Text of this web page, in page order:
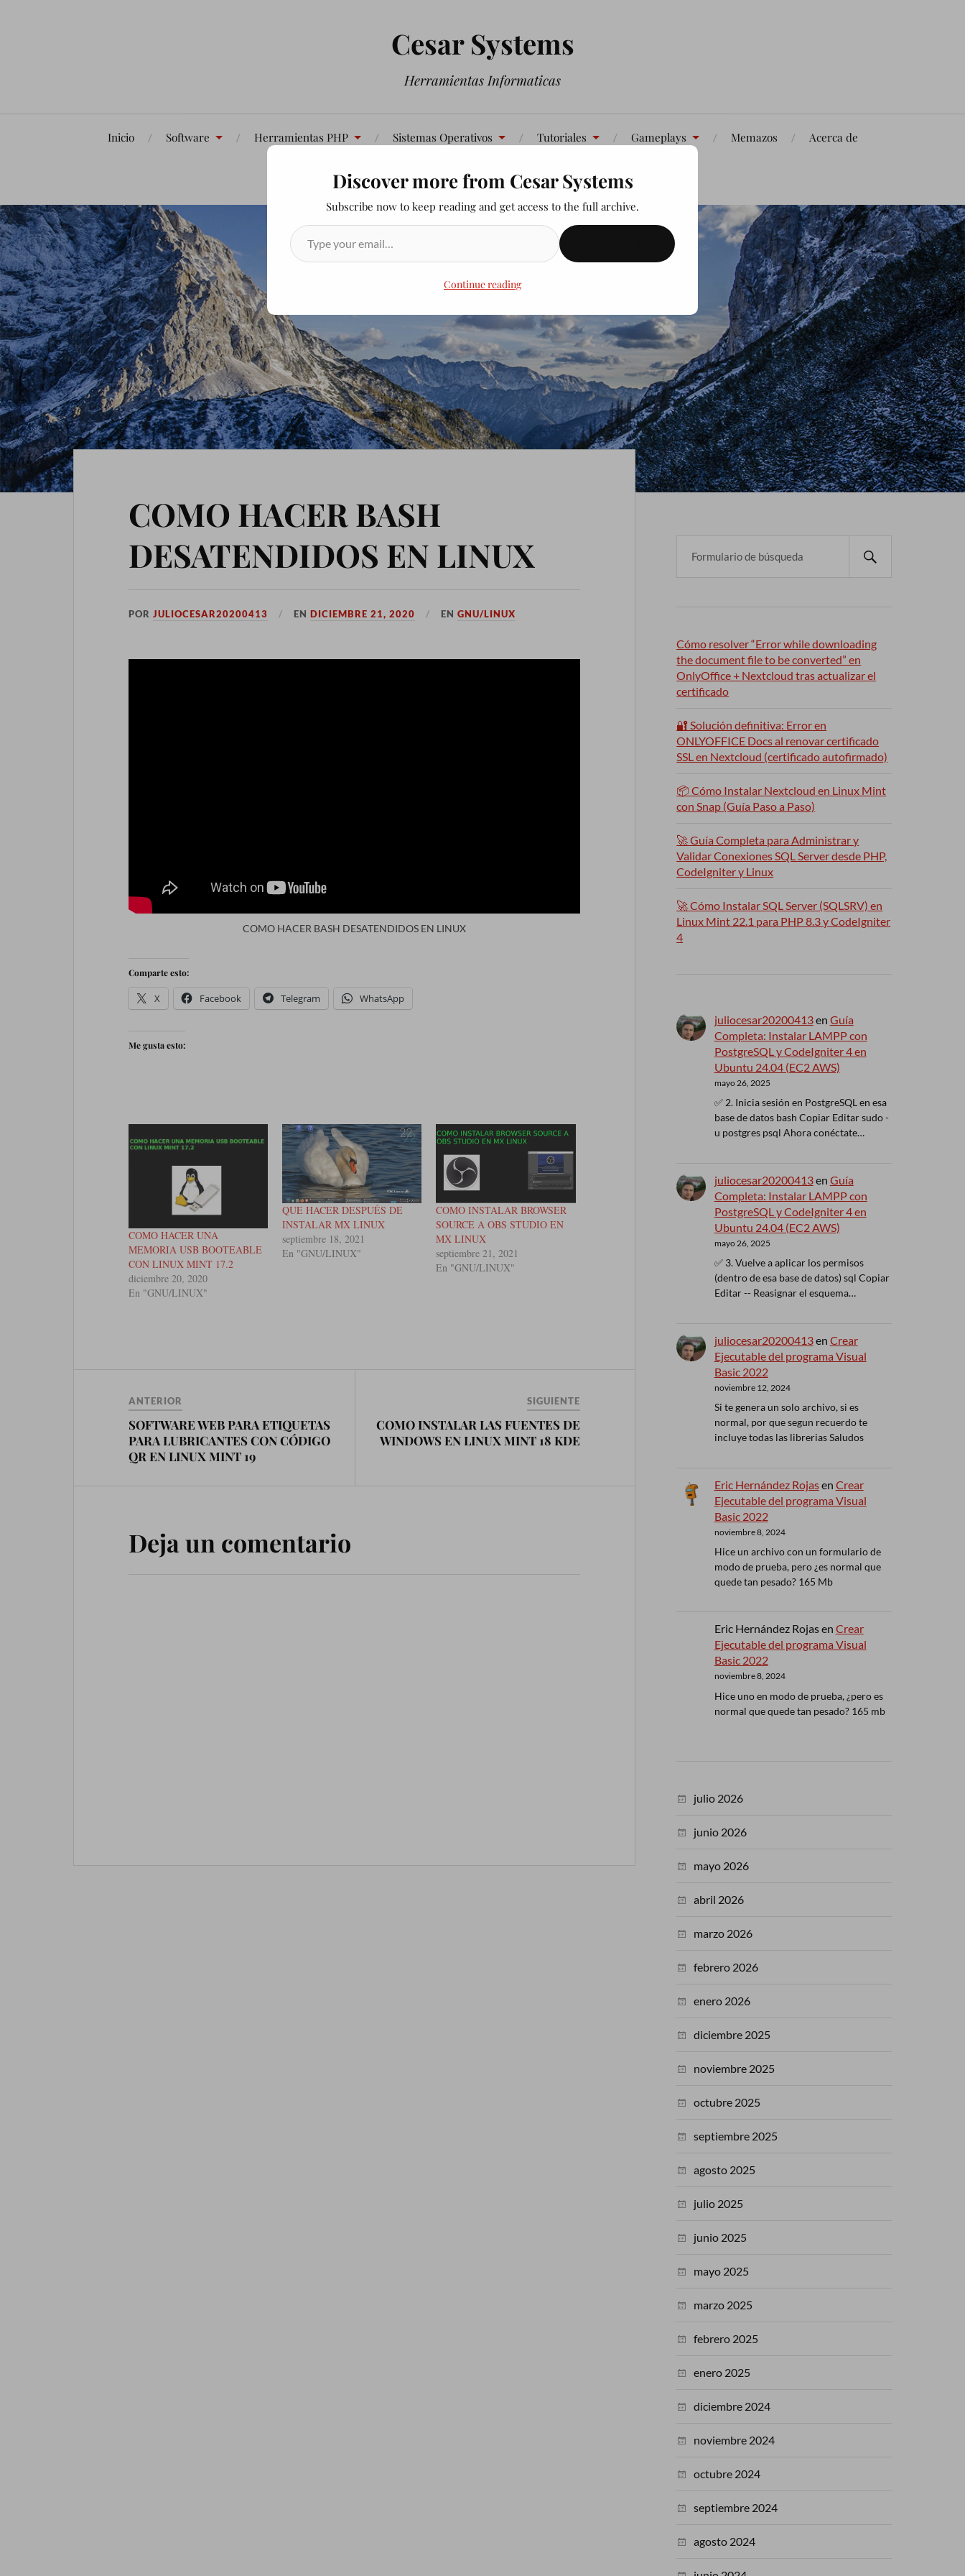
Cesar Systems
Herramientas Informaticas
Inicio Software Herramientas PHP Sistemas Operativos Tutoriales Gameplays Memazos Acerca de
Contáctenos
COMO HACER BASH
DESATENDIDOS EN LINUX
PORJULIOCESAR20200413 ENDICIEMBRE 21, 2020 ENGNU/LINUX
COMO HACER BASH DESATENDIDOS EN LINUX
Comparte esto:
X Facebook Telegram WhatsApp
Me gusta esto:
COMO HACER UNA
MEMORIA USB BOOTEABLE
CON LINUX MINT 17.2
diciembre 20, 2020
En "GNU/LINUX"
QUE HACER DESPUÉS DE
INSTALAR MX LINUX
septiembre 18, 2021
En "GNU/LINUX"
COMO INSTALAR BROWSER
SOURCE A OBS STUDIO EN
MX LINUX
septiembre 21, 2021
En "GNU/LINUX"
ANTERIOR
SOFTWARE WEB PARA ETIQUETAS
PARA LUBRICANTES CON CÓDIGO
QR EN LINUX MINT 19
SIGUIENTE
COMO INSTALAR LAS FUENTES DE
WINDOWS EN LINUX MINT 18 KDE
Deja un comentario
Cómo resolver “Error while downloading
the document file to be converted” en
OnlyOffice + Nextcloud tras actualizar el
certificado
🔐 Solución definitiva: Error en
ONLYOFFICE Docs al renovar certificado
SSL en Nextcloud (certificado autofirmado)
📦 Cómo Instalar Nextcloud en Linux Mint
con Snap (Guía Paso a Paso)
🚀 Guía Completa para Administrar y
Validar Conexiones SQL Server desde PHP,
CodeIgniter y Linux
🚀 Cómo Instalar SQL Server (SQLSRV) en
Linux Mint 22.1 para PHP 8.3 y CodeIgniter
4
juliocesar20200413en Guía
Completa: Instalar LAMPP con
PostgreSQL y CodeIgniter 4 en
Ubuntu 24.04 (EC2 AWS)
mayo 26, 2025
✅ 2. Inicia sesión en PostgreSQL en esa
base de datos bash Copiar Editar sudo -
u postgres psql Ahora conéctate…
juliocesar20200413en Guía
Completa: Instalar LAMPP con
PostgreSQL y CodeIgniter 4 en
Ubuntu 24.04 (EC2 AWS)
mayo 26, 2025
✅ 3. Vuelve a aplicar los permisos
(dentro de esa base de datos) sql Copiar
Editar -- Reasignar el esquema…
juliocesar20200413en Crear
Ejecutable del programa Visual
Basic 2022
noviembre 12, 2024
Si te genera un solo archivo, si es
normal, por que segun recuerdo te
incluye todas las librerias Saludos
Eric Hernández Rojasen Crear
Ejecutable del programa Visual
Basic 2022
noviembre 8, 2024
Hice un archivo con un formulario de
modo de prueba, pero ¿es normal que
quede tan pesado? 165 Mb
Eric Hernández Rojasen Crear
Ejecutable del programa Visual
Basic 2022
noviembre 8, 2024
Hice uno en modo de prueba, ¿pero es
normal que quede tan pesado? 165 mb
julio 2026
junio 2026
mayo 2026
abril 2026
marzo 2026
febrero 2026
enero 2026
diciembre 2025
noviembre 2025
octubre 2025
septiembre 2025
agosto 2025
julio 2025
junio 2025
mayo 2025
marzo 2025
febrero 2025
enero 2025
diciembre 2024
noviembre 2024
octubre 2024
septiembre 2024
agosto 2024
Discover more from Cesar Systems
Subscribe now to keep reading and get access to the full archive.
Continue reading